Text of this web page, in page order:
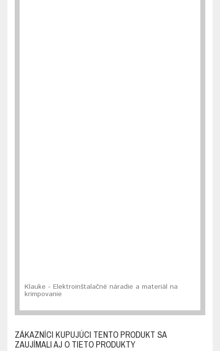
Klauke - Elektroinštalačné náradie a materiál na
krimpovanie
ZÁKAZNÍCI KUPUJÚCI TENTO PRODUKT SA
ZAUJÍMALI AJ O TIETO PRODUKTY